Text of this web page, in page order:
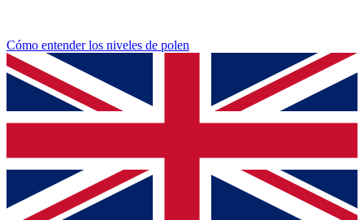
Cómo entender los niveles de polen